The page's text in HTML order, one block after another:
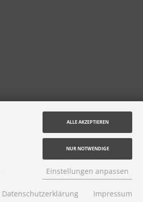
ALLE AKZEPTIEREN
NUR NOTWENDIGE
Einstellungen anpassen
Datenschutzerklärung Impressum